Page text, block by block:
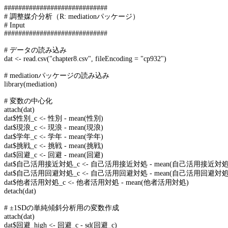
#############################
# 調整媒介分析（R: mediationパッケージ）
# Input
#############################
# データの読み込み
dat <- read.csv("chapter8.csv", fileEncoding = "cp932")
# mediationパッケージの読み込み
library(mediation)
# 変数の中心化
attach(dat)
dat$性別 _c <-性別 - mean(性別 )
dat$現浪 _c <- 現浪 - mean(現浪)
dat$学年 _c <- 学年 - mean(学年)
dat$挑戦 _c <- 挑戦 - mean(挑戦)
dat$回避 _c <- 回避 - mean(回避)
dat$自己活用接近対処 _c <- 自己活用接近対処 - mean(自己活用接近対
dat$自己活用回避対処 _c <- 自己活用回避対処 - mean(自己活用回避対
dat$他者活用対処 _c <- 他者活用対処 - mean(他者活用対処)
detach(dat)
# ±1SDの単純傾斜分析用の変数作成
attach(dat)
dat$回避 _high <- 回避 _c - sd(回避 _c)